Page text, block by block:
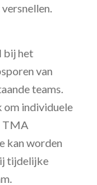
bij het
van
teams.
om individuele
TMA
kan worden
tijdelijke